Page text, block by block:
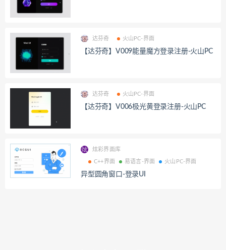
达芬奇 火山PC-界面
【达芬奇】V009能量魔方登录注册-火山PC
达芬奇 火山PC-界面
【达芬奇】V006极光黄登录注册-火山PC
炫彩界面库
C++界面 易语言-界面 火山PC-界面
异型圆角窗口-登录UI